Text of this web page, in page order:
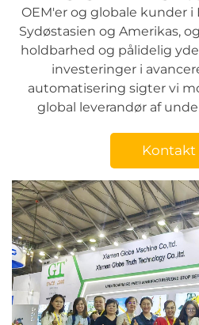
OEM'er og globale kunder i
Sydøstasien og Amerikas,
holdbarhed og pålidelig
investeringer i
automatisering sigter vi
global leverandør af
Kontakt